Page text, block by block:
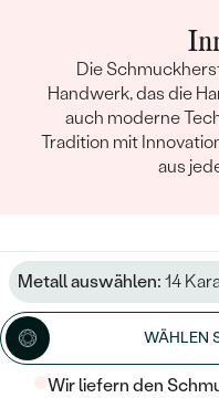
Die
Handwerk, das die
auch moderne
Tradition mit
aus
Metall auswählen: 14
WÄHLEN
Wir liefern den